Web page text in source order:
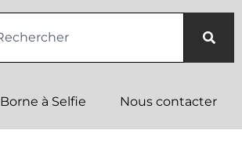
Borne à Selfie Nous contacter